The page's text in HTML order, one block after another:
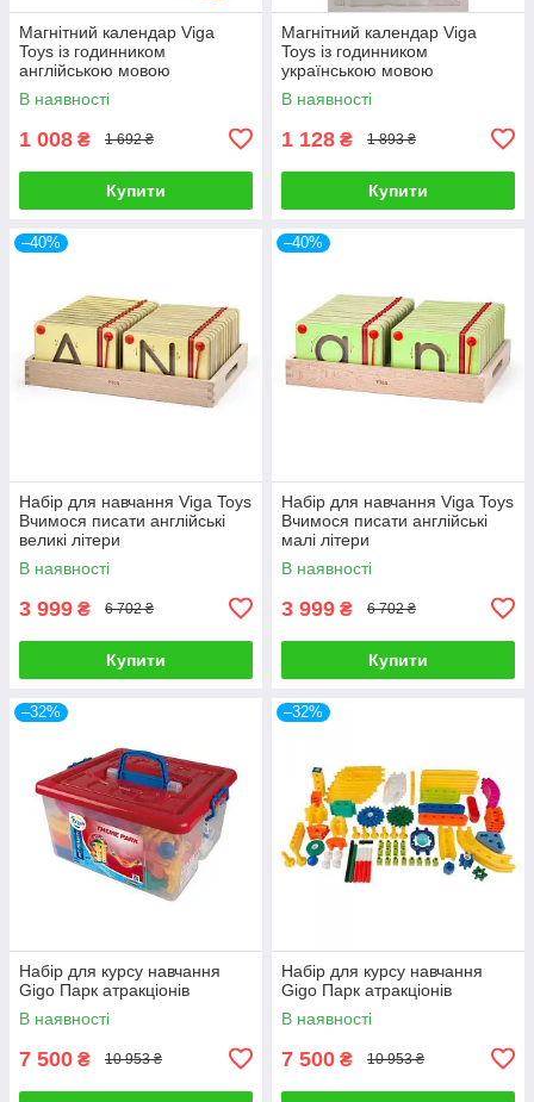
Магнітний календар Viga
Toys із годинником
англійською мовою
В наявності
1 008 ₴ 1 692 ₴
Купити
Магнітний календар Viga
Toys із годинником
українською мовою
В наявності
1 128 ₴ 1 893 ₴
Купити
–40%
Набір для навчання Viga Toys
Вчимося писати англійські
великі літери
В наявності
3 999 ₴ 6 702 ₴
Купити
–40%
Набір для навчання Viga Toys
Вчимося писати англійські
малі літери
В наявності
3 999 ₴ 6 702 ₴
Купити
–32%
Набір для курсу навчання
Gigo Парк атракціонів
В наявності
7 500 ₴ 10 953 ₴
–32%
Набір для курсу навчання
Gigo Парк атракціонів
В наявності
7 500 ₴ 10 953 ₴